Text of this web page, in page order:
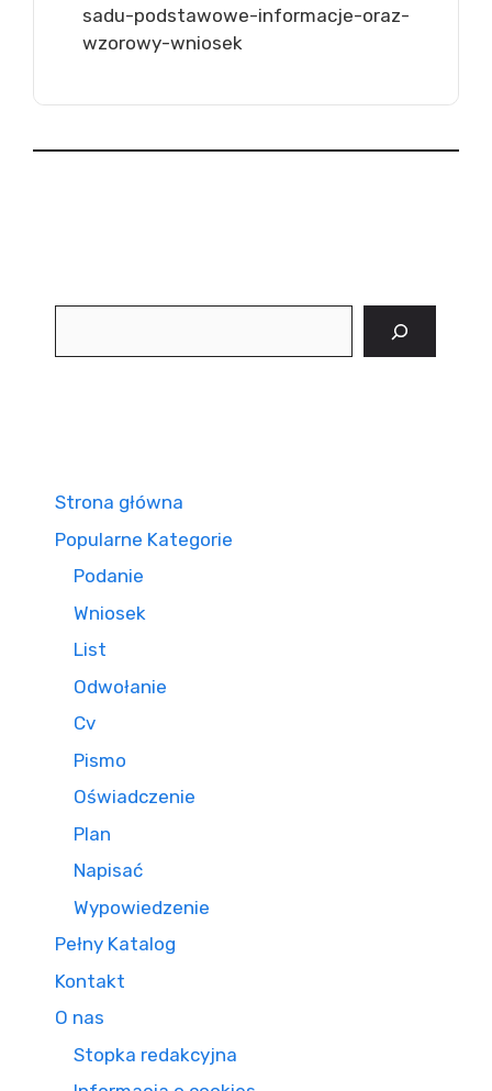
sadu-podstawowe-informacje-oraz-
wzorowy-wniosek
Strona główna
Popularne Kategorie
Podanie
Wniosek
List
Odwołanie
Cv
Pismo
Oświadczenie
Plan
Napisać
Wypowiedzenie
Pełny Katalog
Kontakt
O nas
Stopka redakcyjna